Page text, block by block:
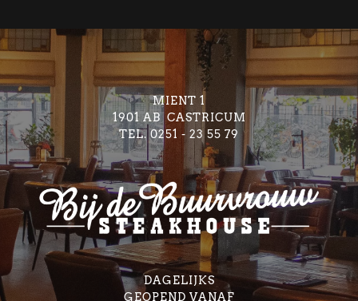
MIENT 1
1901 AB CASTRICUM
TEL. 0251 - 23 55 79
DAGELIJKS
GEOPEND VANAF